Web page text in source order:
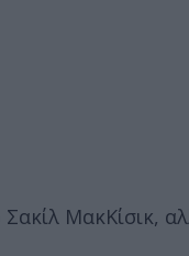
ΜακΚίσικ,